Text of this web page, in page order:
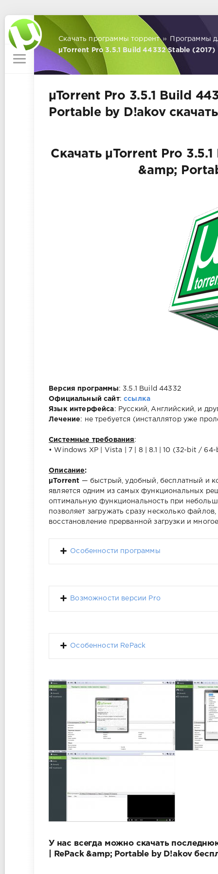
Скачать программы торрент »
Программы
µTorrent Pro 3.5.1 Build 44332 Stable
µTorrent Pro 3.5.1 Build
Portable by D!akov
Скачать µTorrent Pro
&amp;
Версия программы: 3.5.1 Build 44332
Официальный сайт:ссылка
Язык интерфейса: Русский, Английский, и
Лечение: не требуется (инсталлятор уже
Системные требования:
• Windows XP | Vista | 7 | 8 | 8.1 | 10 (32-bit /
Описание:
µTorrent — быстрый, удобный, бесплатный и
является одним из самых функциональных
оптимальную функциональность при
позволяет загружать сразу несколько
восстановление прерванной загрузки и
Особенности программы
Возможности версии Pro
Особенности RePack
У нас всегда можно скачать
| RePack &amp; Portable by D!akov